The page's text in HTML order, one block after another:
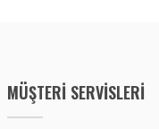
MÜŞTERİ SERVİSLERİ